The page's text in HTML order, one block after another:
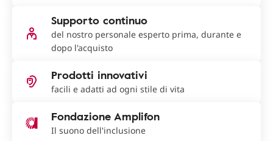
Supporto continuo
del nostro personale esperto prima, durante e
dopo l'acquisto
Prodotti innovativi
facili e adatti ad ogni stile di vita
Fondazione Amplifon
Il suono dell'inclusione